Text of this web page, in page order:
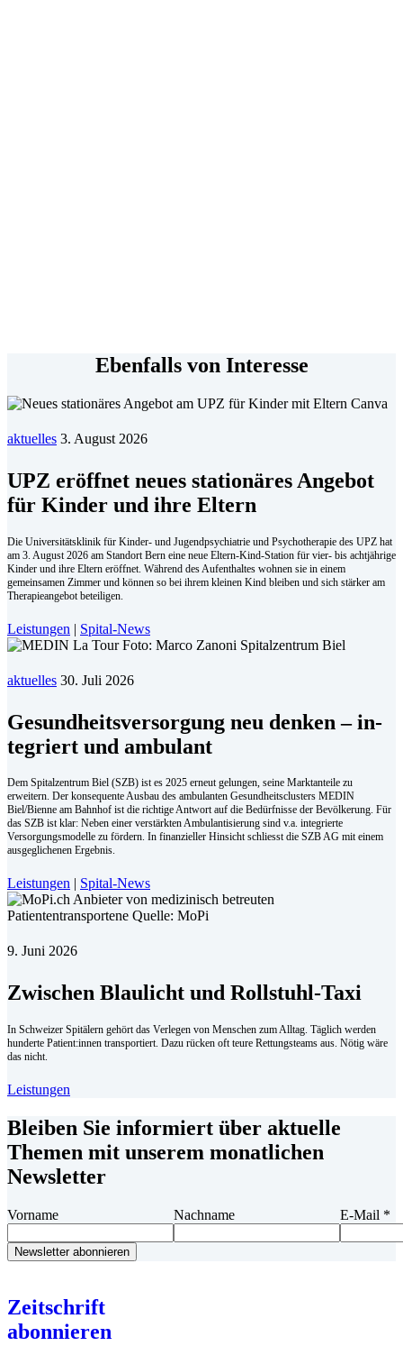
Ebenfalls von Interesse
aktuelles 3. August 2026
UPZ eröffnet neues stationäres Angebot
für Kinder und ihre Eltern
Die Universitätsklinik für Kinder- und Jugendpsychiatrie und Psychotherapie des UPZ hat
am 3. August 2026 am Standort Bern eine neue Eltern-Kind-Station für vier- bis achtjährige
Kinder und ihre Eltern eröffnet. Während des Aufenthaltes wohnen sie in einem
gemeinsamen Zimmer und können so bei ihrem kleinen Kind bleiben und sich stärker am
Therapieangebot beteiligen.
Leistungen | Spital-News
aktuelles 30. Juli 2026
Ge­sund­heits­ver­sor­gung neu den­ken – in­
te­griert und am­bu­lant
Dem Spitalzentrum Biel (SZB) ist es 2025 erneut gelungen, seine Marktanteile zu
erweitern. Der konsequente Ausbau des ambulanten Gesundheitsclusters MEDIN
Biel/Bienne am Bahnhof ist die richtige Antwort auf die Bedürfnisse der Bevölkerung. Für
das SZB ist klar: Neben einer verstärkten Ambulantisierung sind v.a. integrierte
Versorgungsmodelle zu fördern. In finanzieller Hinsicht schliesst die SZB AG mit einem
ausgeglichenen Ergebnis.
Leistungen Spital-News
9. Juni 2026
Zwischen Blaulicht und Rollstuhl-Taxi
In Schweizer Spitälern gehört das Verlegen von Menschen zum Alltag. Täglich werden
hunderte Patient:innen transportiert. Dazu rücken oft teure Rettungsteams aus. Nötig wäre
das nicht.
Leistungen
Bleiben Sie informiert über aktuelle
Themen mit unserem monatlichen
Newsletter
Vorname Nachname E-Mail *
Zeitschrift
abonnieren